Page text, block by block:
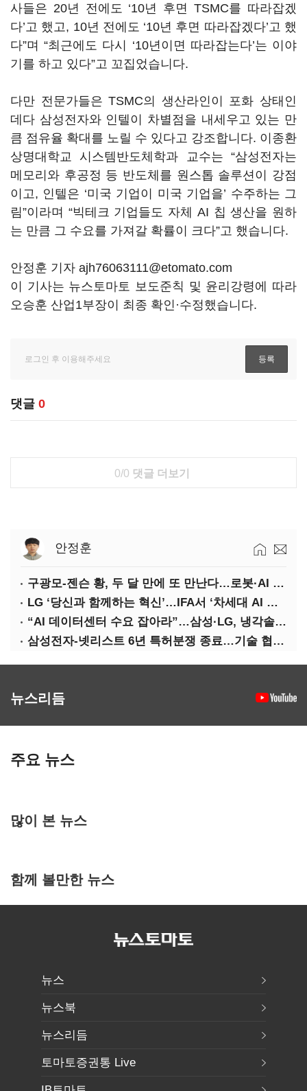
사들은 20년 전에도 ‘10년 후면 TSMC를 따라잡겠
다’고 했고, 10년 전에도 ‘10년 후면 따라잡겠다’고 했
다”며 “최근에도 다시 ‘10년이면 따라잡는다’는 이야
기를 하고 있다”고 꼬집었습니다.
다만 전문가들은 TSMC의 생산라인이 포화 상태인
데다 삼성전자와 인텔이 차별점을 내세우고 있는 만
큼 점유율 확대를 노릴 수 있다고 강조합니다. 이종환
상명대학교 시스템반도체학과 교수는 “삼성전자는
메모리와 후공정 등 반도체를 원스톱 솔루션이 강점
이고, 인텔은 ‘미국 기업이 미국 기업을’ 수주하는 그
림”이라며 “빅테크 기업들도 자체 AI 칩 생산을 원하
는 만큼 그 수요를 가져갈 확률이 크다”고 했습니다.
안정훈 기자 ajh76063111@etomato.com
이 기사는 뉴스토마토 보도준칙 및 윤리강령에 따라
오승훈 산업1부장이 최종 확인·수정했습니다.
댓글 0
0/0 댓글 더보기
안정훈
구광모-젠슨 황, 두 달 만에 또 만난다…로봇·AI 등 논의
LG ‘당신과 함께하는 혁신’…IFA서 ‘차세대 AI 홈’ 비전 공개
“AI 데이터센터 수요 잡아라”…삼성·LG, 냉각솔루션 속도전
삼성전자-넷리스트 6년 특허분쟁 종료…기술 협력 확대 합의
뉴스리듬
주요 뉴스
많이 본 뉴스
함께 볼만한 뉴스
뉴스
뉴스북
뉴스리듬
토마토증권통 Live